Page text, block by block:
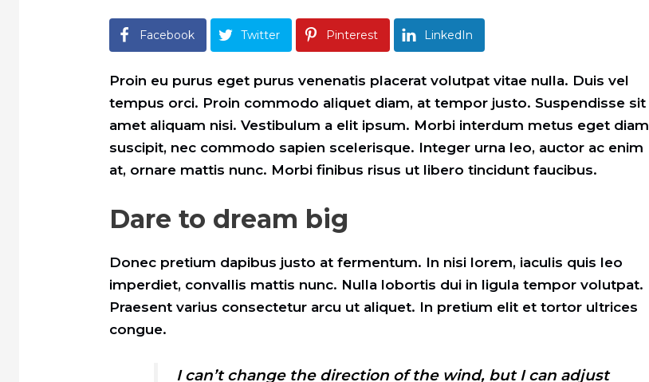
Facebook Twitter Pinterest LinkedIn
Proin eu purus eget purus venenatis placerat volutpat vitae nulla. Duis vel
tempus orci. Proin commodo aliquet diam, at tempor justo. Suspendisse sit
amet aliquam nisi. Vestibulum a elit ipsum. Morbi interdum metus eget diam
suscipit, nec commodo sapien scelerisque. Integer urna leo, auctor ac enim
at, ornare mattis nunc. Morbi finibus risus ut libero tincidunt faucibus.
Dare to dream big
Donec pretium dapibus justo at fermentum. In nisi lorem, iaculis quis leo
imperdiet, convallis mattis nunc. Nulla lobortis dui in ligula tempor volutpat.
Praesent varius consectetur arcu ut aliquet. In pretium elit et tortor ultrices
congue.
I can’t change the direction of the wind, but I can adjust